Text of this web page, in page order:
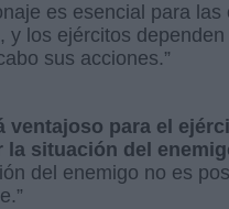
es esencial para las
y los ejércitos
sus acciones.”
ventajoso para el
la situación del
del enemigo no es